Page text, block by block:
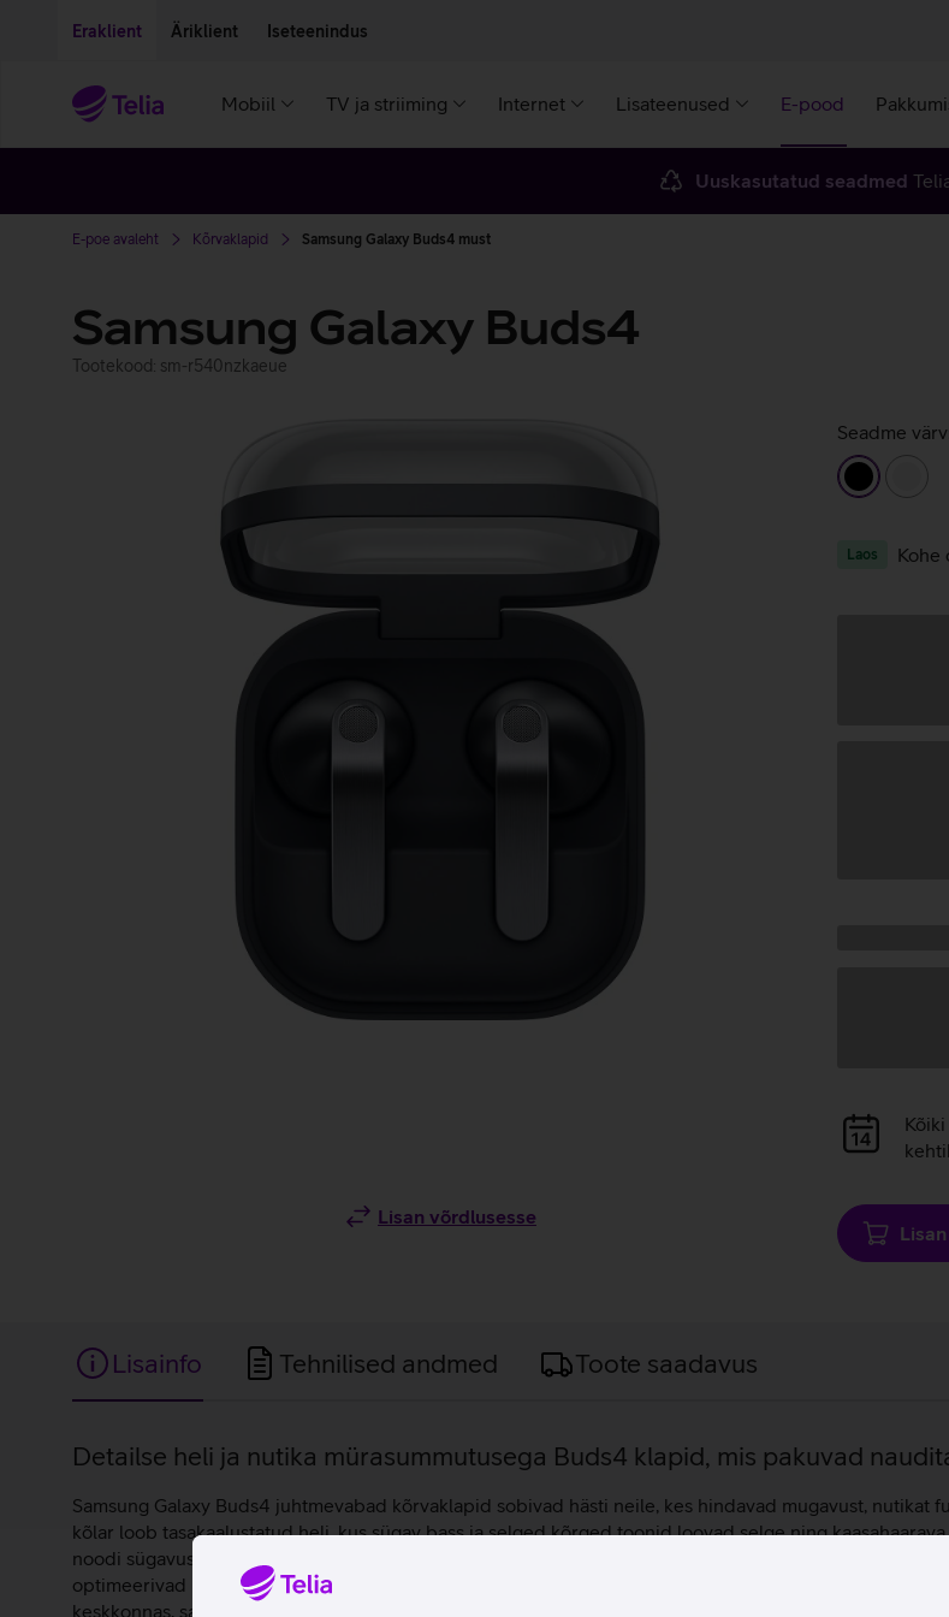
Eraklient Äriklient Iseteenindus
Mobiil TV ja striiming Internet Lisateenused E-pood
Uuskasutatud seadmed
E-poe avaleht Kõrvaklapid Samsung Galaxy Buds4 must
Samsung Galaxy Buds4
Tootekood: sm-r540nzkaeue
Lisan võrdlusesse
Seadme värv:
must
Laos Kohe
Andmete
laadimine
Lisainfo Tehnilised andmed Toote saadavus
Lisainfo
Detailse heli ja nutika mürasummutusega Buds4 klapid, mis pakuvad
Samsung Galaxy Buds4 juhtmevabad kõrvaklapid sobivad hästi neile, kes hindavad mugavust, nutikat
kõlar loob tasakaalustatud heli, kus sügav bass ja selged kõrged toonid loovad selge ning
noodi sügavuse ning tagades kaasahaaravama kuulamiskogemuse. 9-ribaline ekvalaiser pakub
optimeerivad helipildi automaatselt vastavalt sinu kõrva kujule ja kandmisviisile. Aktiivne
keskkonnas, samas kui kohanduv ümbritsevate helide režiim laseb vajadusel olulisel infol läbi kõlada.